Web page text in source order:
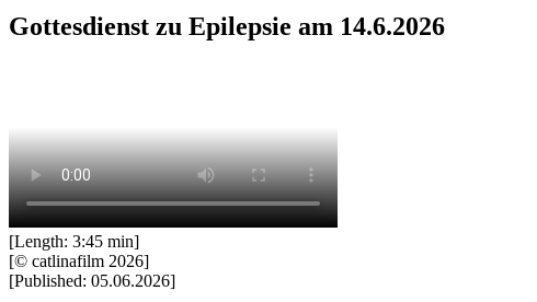
Gottesdienst zu Epilepsie am 14.6.2026
[Length: 3:45 min]
[© catlinafilm 2026]
[Published: 05.06.2026]